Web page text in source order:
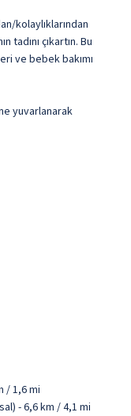
kolaylıklarından
çıkartın. Bu
ve bebek bakımı
yuvarlanarak
/ 1,6 mi
- 6,6 km / 4,1 mi